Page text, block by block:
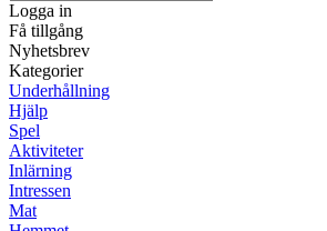
Logga in
Få tillgång
Nyhetsbrev
Kategorier
Underhållning
Hjälp
Spel
Aktiviteter
Inlärning
Intressen
Mat